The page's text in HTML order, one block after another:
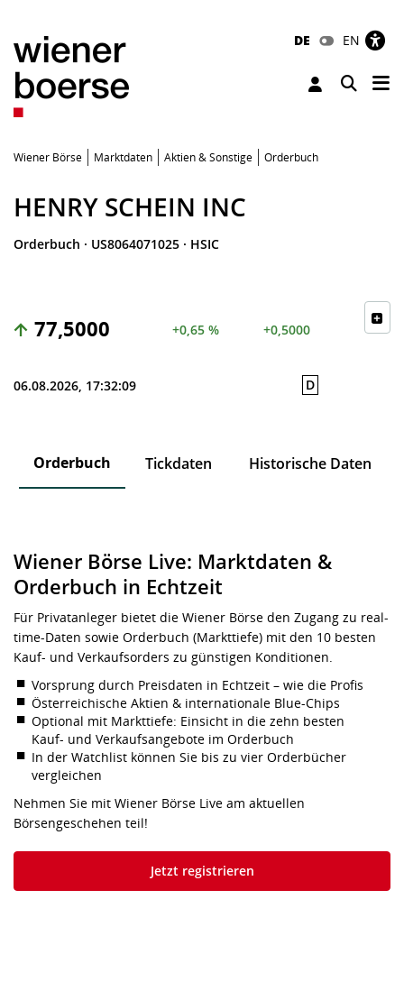
DE EN
Toggle
Wiener Börse Marktdaten Aktien & Sonstige Orderbuch
HENRY SCHEIN INC
Orderbuch · US8064071025 · HSIC
77,5000 +0,65 % +0,5000
06.08.2026, 17:32:09 D
Orderbuch Tickdaten Historische Daten
Wiener Börse Live: Marktdaten &
Orderbuch in Echtzeit
Für Privatanleger bietet die Wiener Börse den Zugang zu real-
time-Daten sowie Orderbuch (Markttiefe) mit den 10 besten
Kauf- und Verkaufsorders zu günstigen Konditionen.
Vorsprung durch Preisdaten in Echtzeit – wie die Profis
Österreichische Aktien & internationale Blue-Chips
Optional mit Markttiefe: Einsicht in die zehn besten
Kauf- und Verkaufsangebote im Orderbuch
In der Watchlist können Sie bis zu vier Orderbücher
vergleichen
Nehmen Sie mit Wiener Börse Live am aktuellen
Börsengeschehen teil!
Jetzt registrieren